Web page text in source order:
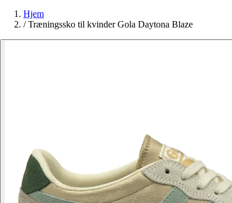
Hjem
/ Træningssko til kvinder Gola Daytona Blaze